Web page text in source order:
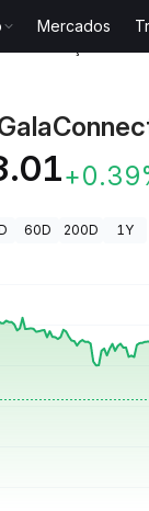
Mercados
60D 200D 1Y